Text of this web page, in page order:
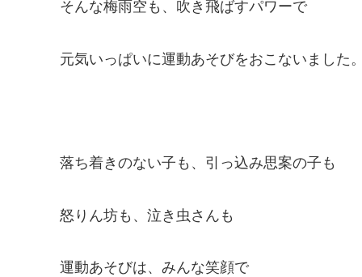
そんな梅雨空も、吹き飛ばすパワーで
元気いっぱいに運動あそびをおこないました
落ち着きのない子も、引っ込み思案の子も
怒りん坊も、泣き虫さんも
運動あそびは、みんな笑顔で